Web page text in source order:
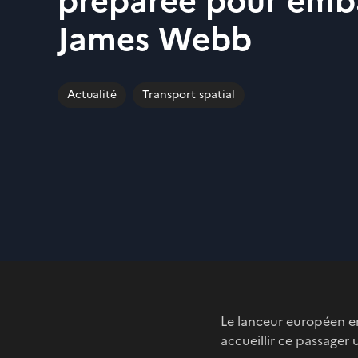
James Webb
Actualité Transport spatial
Le lanceur européen
accueillir ce passager